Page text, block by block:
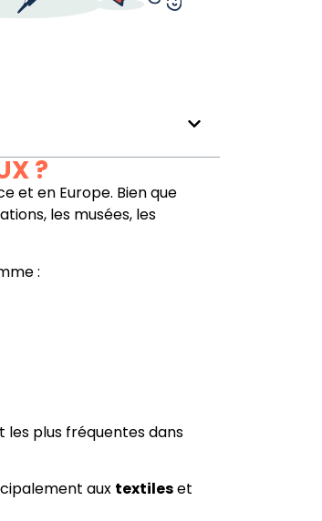
?
et en Europe. Bien que
les musées, les
:
les plus fréquentes dans
aux textileset